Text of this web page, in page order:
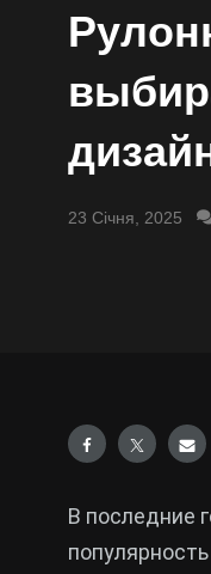
23 Січня, 2025
В последние